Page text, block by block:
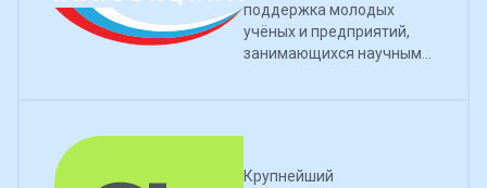
поддержка молодых
учёных и предприятий,
занимающихся научными
Крупнейший